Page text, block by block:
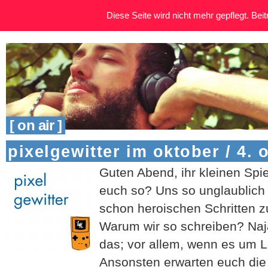
[ on air ]
pixelgewitter im oktober / 4.
Guten Abend, ihr kleinen
euch so? Uns so
schon heroischen Schritten
Warum wir so schreiben?
das; vor allem, wenn es um
Ansonsten erwarten euch
Diese Seite wird nicht mehr gepflegt.